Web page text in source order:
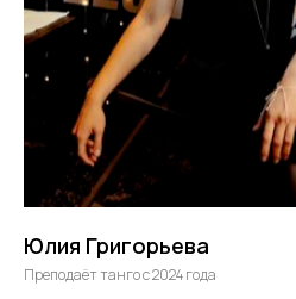
Юлия Григорьева
Преподаёт танго с 2024 года